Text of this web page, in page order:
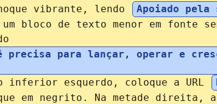
vibrante, lendo
Apoiado pela
bloco de texto menor em fonte
precisa para lançar, operar e
inferior esquerdo, coloque a URL
em negrito. Na metade direita,